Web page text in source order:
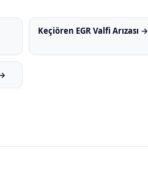
Keçiören EGR Valfi Arızası →